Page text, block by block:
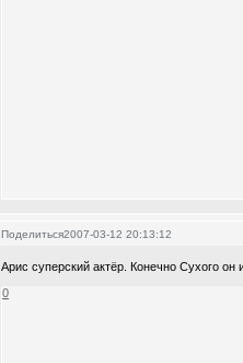
Поделиться2007-03-12 20:13:12
Арис суперский актёр. Конечно Сухого он
0